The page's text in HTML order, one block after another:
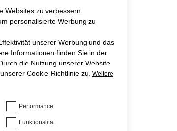
Websites zu verbessern.
personalisierte Werbung zu
unserer Werbung und das
Informationen finden Sie in der
Durch die Nutzung unserer Website
Cookie-Richtlinie zu. Weitere
Performance
Funktionalität